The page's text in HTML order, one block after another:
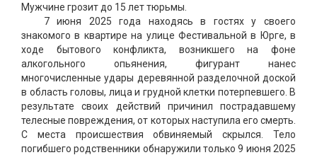
Мужчине грозит до 15 лет тюрьмы.
7 июня 2025 года находясь в гостях у своего
знакомого в квартире на улице Фестивальной в Юрге, в
ходе бытового конфликта, возникшего на фоне
алкогольного опьянения, фигурант нанес
многочисленные удары деревянной разделочной доской
в область головы, лица и грудной клетки потерпевшего. В
результате своих действий причинил пострадавшему
телесные повреждения, от которых наступила его смерть.
С места происшествия обвиняемый скрылся. Тело
погибшего родственники обнаружили только 9 июня 2025